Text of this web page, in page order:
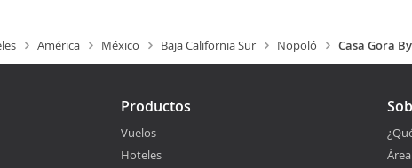
América México Baja California Sur Nopoló Casa Gora
Productos
Vuelos
Hoteles